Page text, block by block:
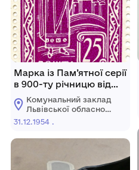
Марка із Пам’ятної серії
в 900-ту річницю від
дня смерті князя
Ярослава Мудрого.
Державний Центр
Республіки в екзилі. м.
грудня 1954 р.
Комунальний заклад
Львівської обласної
ради "Львівський
31.12.1954 .